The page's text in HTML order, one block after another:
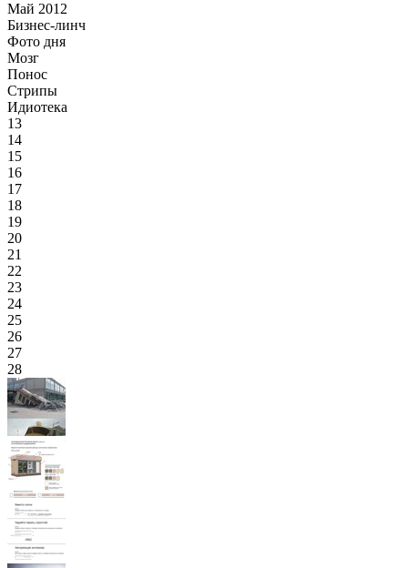
Май 2012
Бизнес-линч
Фото дня
Мозг
Понос
Стрипы
Идиотека
13
14
15
16
17
18
19
20
21
22
23
24
25
26
27
28